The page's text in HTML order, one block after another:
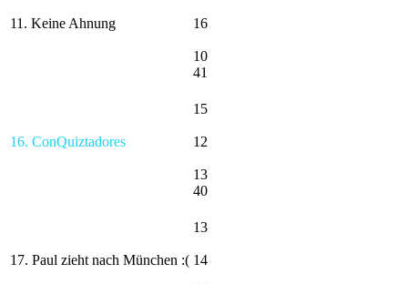
11. Keine Ahnung 16
10
41
16. ConQuiztadores
15
12
13
40
17. Paul zieht nach München :(
13
14